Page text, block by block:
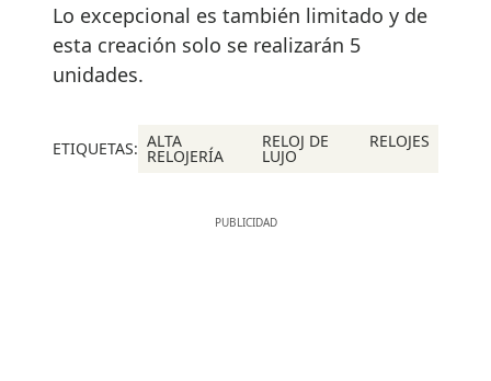
Lo excepcional es también limitado y de
esta creación solo se realizarán 5
unidades.
ETIQUETAS: ALTA
RELOJERÍA
RELOJ DE
LUJO
RELOJES